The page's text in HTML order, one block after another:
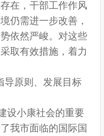
在，干部工作作风
仍需进一步改善，
依然严峻。对这些
取有效措施，着力
导原则、发展目标
设小康社会的重要
我市面临的国际国